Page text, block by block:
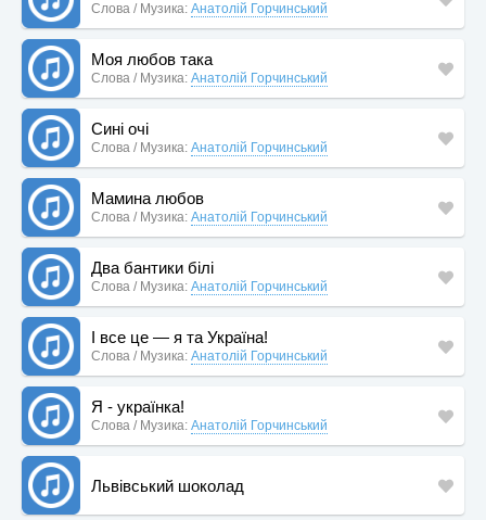
Слова / Музика: Анатолій Горчинський
Моя любов така
Слова / Музика: Анатолій Горчинський
Сині очі
Слова / Музика: Анатолій Горчинський
Мамина любов
Слова / Музика: Анатолій Горчинський
Два бантики білі
Слова / Музика: Анатолій Горчинський
І все це — я та Україна!
Слова / Музика: Анатолій Горчинський
Я - українка!
Слова / Музика: Анатолій Горчинський
Львівський шоколад